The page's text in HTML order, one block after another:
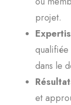
projet.
qualifiée
dans le
et